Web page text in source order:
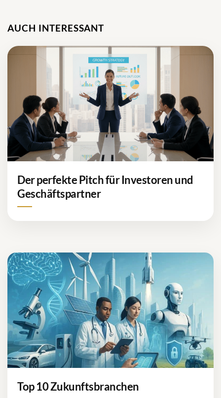
AUCH INTERESSANT
Der perfekte Pitch für Investoren und
Geschäftspartner
Top 10 Zukunftsbranchen